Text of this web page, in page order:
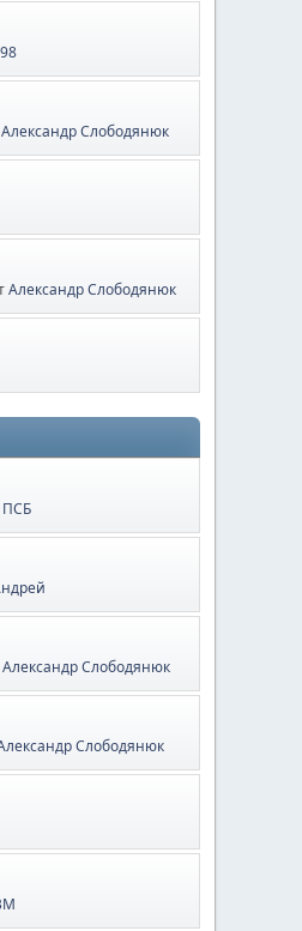
Александр Слободянюк
Александр Слободянюк
ПСБ
Александр Слободянюк
Слободянюк